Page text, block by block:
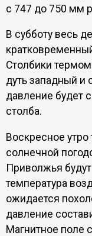
с 747 до 750 мм
В субботу весь
Столбики
дуть западный и
давление будет
столба.
Воскресное
солнечной
Приволжья
температура
ожидается
давление
Магнитное поле